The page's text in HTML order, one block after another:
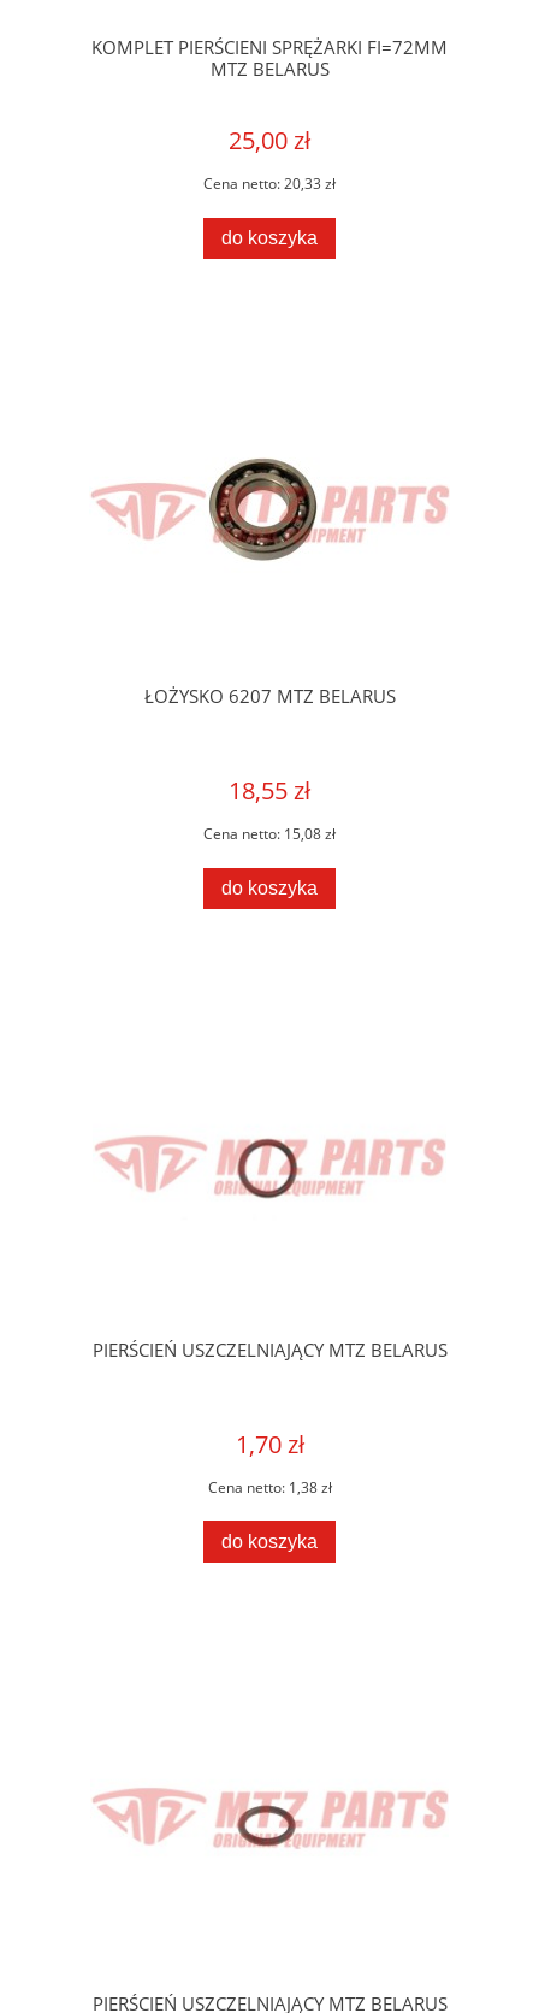
KOMPLET PIERŚCIENI SPRĘŻARKI FI=72MM
MTZ BELARUS
25,00 zł
Cena netto:20,33 zł
do koszyka
ŁOŻYSKO 6207 MTZ BELARUS
18,55 zł
Cena netto: 15,08 zł
do koszyka
PIERŚCIEŃ USZCZELNIAJĄCY MTZ BELARUS
1,70 zł
Cena netto: 1,38 zł
do koszyka
PIERŚCIEŃ USZCZELNIAJĄCY MTZ BELARUS